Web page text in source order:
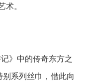
。
》中的传奇东方之
别系列丝巾，借此向